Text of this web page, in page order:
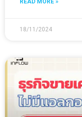
READ MORE »
18/11/2024